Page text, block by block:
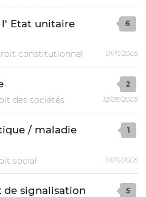
Etat unitaire
constitutionnel
6
01/11/2005
des sociétés
2
12/09/2005
/ maladie
social
1
01/11/2005
de signalisation
5